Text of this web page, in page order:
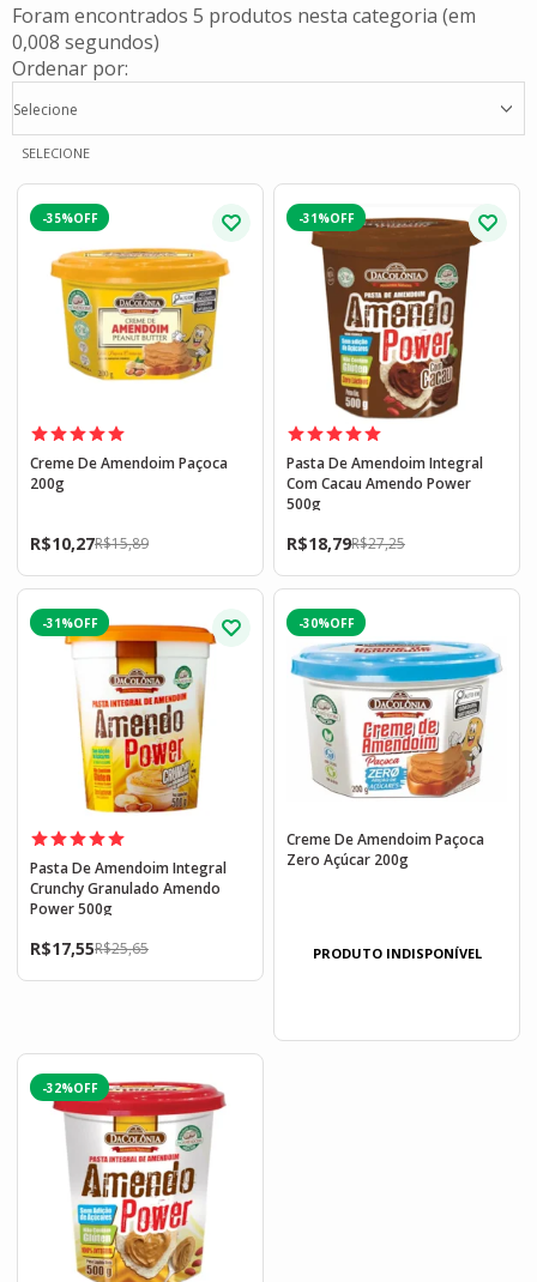
Foram encontrados 5 produtos nesta categoria (em
0,008 segundos)
Ordenar por:
Selecione
SELECIONE
-35%
Creme De Amendoim Paçoca
200g
R$15,89
R$10,27
-31%
Pasta De Amendoim Integral
Com Cacau Amendo Power
500g
R$27,25
R$18,79
-31%
Pasta De Amendoim Integral
Crunchy Granulado Amendo
Power 500g
R$25,65
R$17,55
-30%
Creme De Amendoim Paçoca
Zero Açúcar 200g
PRODUTO INDISPONÍVEL
-32%